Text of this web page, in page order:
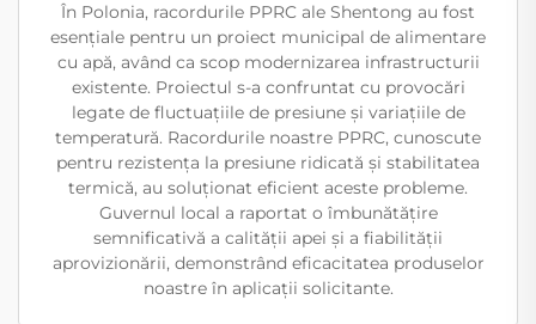
În Polonia, racordurile PPRC ale Shentong au fost
esențiale pentru un proiect municipal de alimentare
cu apă, având ca scop modernizarea infrastructurii
existente. Proiectul s-a confruntat cu provocări
legate de fluctuațiile de presiune și variațiile de
temperatură. Racordurile noastre PPRC, cunoscute
pentru rezistența la presiune ridicată și stabilitatea
termică, au soluționat eficient aceste probleme.
Guvernul local a raportat o îmbunătățire
semnificativă a calității apei și a fiabilității
aprovizionării, demonstrând eficacitatea produselor
noastre în aplicații solicitante.